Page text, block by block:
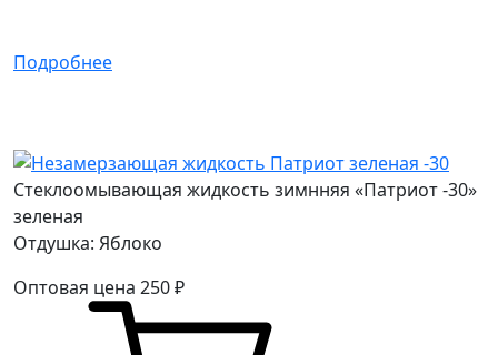
Подробнее
Стеклоомывающая жидкость зимнняя «Патриот -30»
зеленая
Отдушка: Яблоко
Оптовая цена 250₽